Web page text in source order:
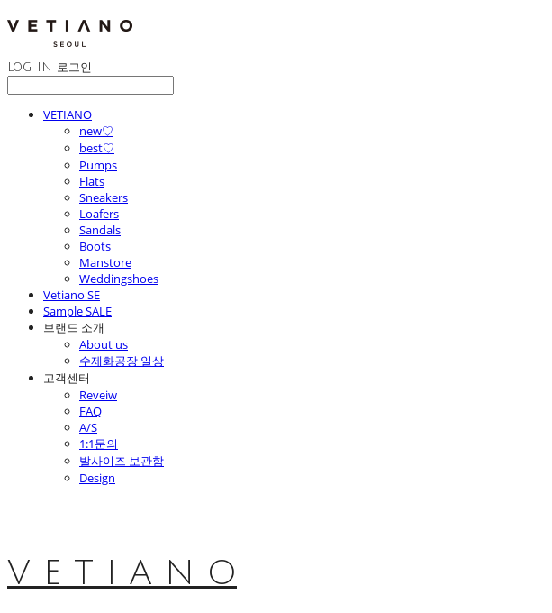
LOG IN 로그인
VETIANO
new♡
best♡
Pumps
Flats
Sneakers
Loafers
Sandals
Boots
Manstore
Weddingshoes
Vetiano SE
Sample SALE
브랜드 소개
About us
수제화공장 일상
고객센터
Reveiw
FAQ
A/S
1:1문의
발사이즈 보관함
Design
V E T I A N O